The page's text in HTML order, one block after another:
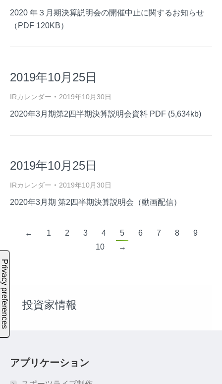
2020 年３月期決算説明会の開催中止に関するお知らせ
（PDF 120KB）
2019年10月25日
IRカレンダー 2019年10月30日
2020年3月期第2四半期決算説明会資料 PDF (5,634kb)
2019年10月25日
IRカレンダー 2019年10月30日
2020年3月期 第2四半期決算説明会（動画配信）
← 1 2 3 4 5 6 7 8
9
10
→
投資家情報
アプリケーション